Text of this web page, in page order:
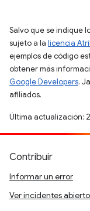
Salvo que se indique
sujeto a la licencia
ejemplos de código
obtener más
Google Developers.
afiliados.
Última actualización:
Contribuir
Informar un error
Ver incidentes